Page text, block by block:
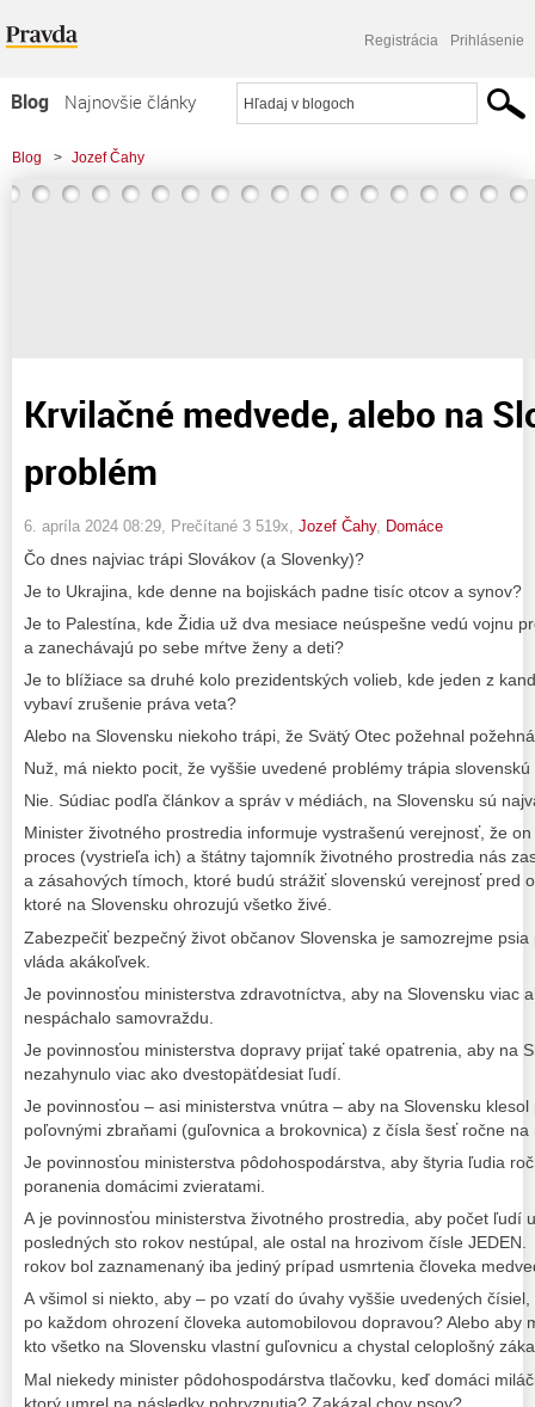
Registrácia Prihlásenie
Blog
Najnovšie články
Najčítanejšie články
Najkomentovanejšie články
Blog > Jozef Čahy
> Krvilačné medvede, alebo na Slovensku máme problém
Krvilačné medvede, alebo na
problém
6. apríla 2024 08:29 , Prečítané 3 519x, Jozef Čahy, Domáce
Čo dnes najviac trápi Slovákov (a Slovenky)?
Je to Ukrajina, kde denne na bojiskách padne tisíc otcov a synov?
Je to Palestína, kde Židia už dva mesiace neúspešne vedú vojnu
a zanechávajú po sebe mŕtve ženy a deti?
Je to blížiace sa druhé kolo prezidentských volieb, kde jeden z
vybaví zrušenie práva veta?
Alebo na Slovensku niekoho trápi, že Svätý Otec požehnal
Nuž, má niekto pocit, že vyššie uvedené problémy trápia
Nie. Súdiac podľa článkov a správ v médiách, na Slovensku sú
Minister životného prostredia informuje vystrašenú verejnosť, že
proces (vystrieľa ich) a štátny tajomník životného prostredia nás
a zásahových tímoch, ktoré budú strážiť slovenskú verejnosť pred
ktoré na Slovensku ohrozujú všetko živé.
Zabezpečiť bezpečný život občanov Slovenska je samozrejme
vláda akákoľvek.
Je povinnosťou ministerstva zdravotníctva, aby na Slovensku viac
nespáchalo samovraždu.
Je povinnosťou ministerstva dopravy prijať také opatrenia, aby na
nezahynulo viac ako dvestopäťdesiat ľudí.
Je povinnosťou – asi ministerstva vnútra – aby na Slovensku
poľovnými zbraňami (guľovnica a brokovnica) z čísla šesť ročne na
Je povinnosťou ministerstva pôdohospodárstva, aby štyria ľudia
poranenia domácimi zvieratami.
A je povinnosťou ministerstva životného prostredia, aby počet ľudí
posledných sto rokov nestúpal, ale ostal na hrozivom čísle
rokov bol zaznamenaný iba jediný prípad usmrtenia človeka
A všimol si niekto, aby – po vzatí do úvahy vyššie uvedených
po každom ohrození človeka automobilovou dopravou? Alebo aby
kto všetko na Slovensku vlastní guľovnicu a chystal celoplošný
Mal niekedy minister pôdohospodárstva tlačovku, keď domáci
ktorý umrel na následky pohryznutia? Zakázal chov psov?